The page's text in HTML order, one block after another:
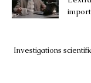
Investigations